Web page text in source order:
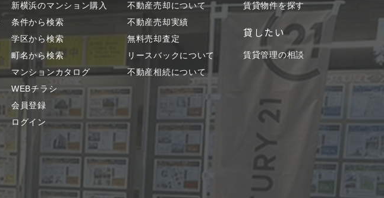
新横浜のマンション購入
条件から検索
学区から検索
町名から検索
マンションカタログ
WEBチラシ
会員登録
ログイン
不動産売却について
不動産売却実績
無料売却査定
リースバックについて
不動産相続について
賃貸物件を探す
貸したい
賃貸管理の相談